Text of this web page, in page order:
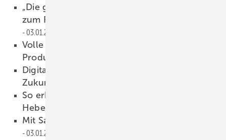
„Die größte Herausforderung ist die Logistik
zum Fachhändler oder zur Baustelle“
03.01.2023
Volle Anlagenpower für die
Produktionsautomatisierung
Digitalisierung als wichtiger Baustein der
Zukunftsfähigkeit
So erhält jeder Kunde seine angepasste
Hebe-Lösung
Mit Saint-Gobain Gläsern saniert
03.01.2023